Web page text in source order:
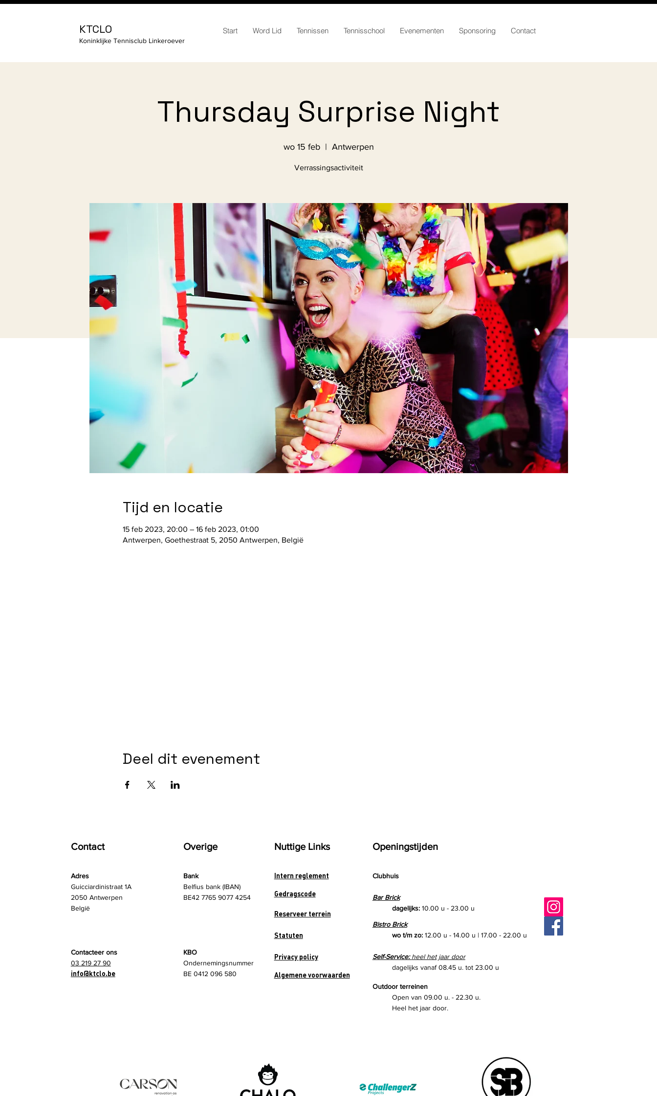
KTCLO
Koninklijke Tennisclub Linkeroever
Start Word Lid Tennissen Tennisschool Evenementen Sponsoring Contact
Thursday Surprise Night
wo 15 feb
  |
Antwerpen
Verrassingsactiviteit
Tijd en locatie
15 feb 2023, 20:00 – 16 feb 2023, 01:00
Antwerpen, Goethestraat 5, 2050 Antwerpen, België
Deel dit evenement
Contact
Adres
Guicciardinistraat 1A
2050 Antwerpen
België
Overige
Bank
Belfius bank (IBAN)
BE42 7765 9077 4254
Contacteer ons
03 219 27 90
info@ktclo.be
KBO
Ondernemingsnummer
BE 0412 096 580
Nuttige Links
Intern reglement
Gedragscode
Reserveer terrein
Statuten
Privacy policy
Algemene voorwaarden
Openingstijden
Clubhuis
Bar Brick
dagelijks: 10.00 u - 23.00 u
Bistro Brick
wo t/m zo: 12.00 u - 14.00 u | 17.00 - 22.00 u
Self-Service:heel het jaar door
dagelijks vanaf 08.45 u. tot 23.00 u
Outdoor terreinen
Open van 09.00 u. - 22.30 u.
Heel het jaar door.